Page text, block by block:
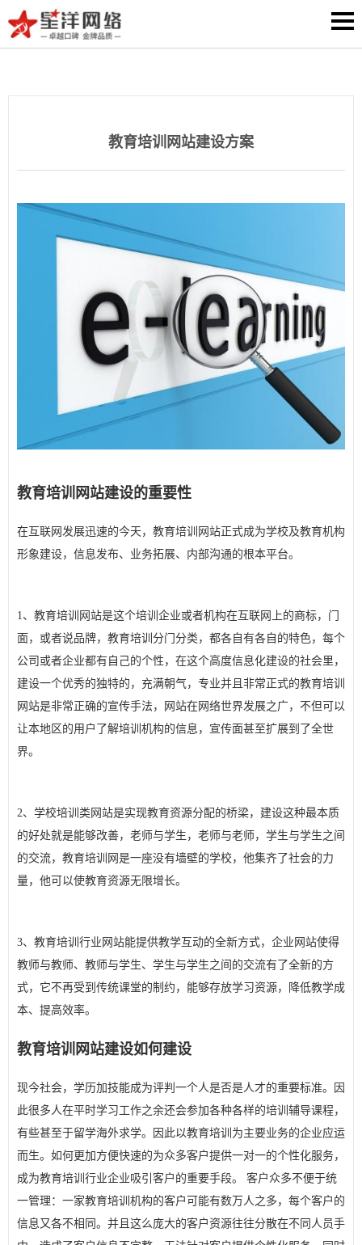
教育培训网站建设方案
教育培训网站建设的重要性
在互联网发展迅速的今天，教育培训网站正式成为学校及教育机构
形象建设，信息发布、业务拓展、内部沟通的根本平台。
1、教育培训网站是这个培训企业或者机构在互联网上的商标，门
面，或者说品牌，教育培训分门分类，都各自有各自的特色，每个
公司或者企业都有自己的个性，在这个高度信息化建设的社会里，
建设一个优秀的独特的，充满朝气，专业并且非常正式的教育培训
网站是非常正确的宣传手法，网站在网络世界发展之广，不但可以
让本地区的用户了解培训机构的信息，宣传面甚至扩展到了全世
界。
2、学校培训类网站是实现教育资源分配的桥梁，建设这种最本质
的好处就是能够改善，老师与学生，老师与老师，学生与学生之间
的交流，教育培训网是一座没有墙壁的学校，他集齐了社会的力
量，他可以使教育资源无限增长。
3、教育培训行业网站能提供教学互动的全新方式，企业网站使得
教师与教师、教师与学生、学生与学生之间的交流有了全新的方
式，它不再受到传统课堂的制约，能够存放学习资源，降低教学成
本、提高效率。
教育培训网站建设如何建设
现今社会，学历加技能成为评判一个人是否是人才的重要标准。因
此很多人在平时学习工作之余还会参加各种各样的培训辅导课程，
有些甚至于留学海外求学。因此以教育培训为主要业务的企业应运
而生。如何更加方便快速的为众多客户提供一对一的个性化服务，
成为教育培训行业企业吸引客户的重要手段。 客户众多不便于统
一管理：一家教育培训机构的客户可能有数万人之多，每个客户的
信息又各不相同。并且这么庞大的客户资源往往分散在不同人员手